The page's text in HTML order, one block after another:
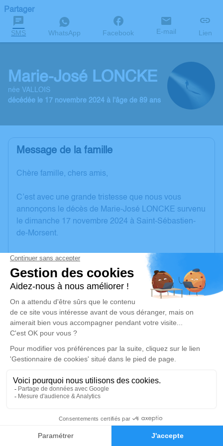
Faire-part Hommages
Partager
SMS WhatsApp Facebook E-mail Lien
Marie-José LONCKE
née VALLOIS
décédée le 17 novembre 2024 à l'âge de 89 ans
Message de la famille
Chère famille, chers amis,
C’est avec une grande tristesse que nous vous
annonçons le décès de Marie-José LONCKE survenu
le dimanche 17 novembre 2024 à Saint-Sébastien-
de-Morsent.
Nous vous invitons à utiliser cet espace pour laisser
vos condoléances, partager des photos souvenirs,
une anecdote ou exprimer vos pensées à travers des
poèmes ou des textes. Cet endroit est un lieu
d'expression dédié à honorer la mémoire de Marie-
José LONCKE.
Un service de plantation d’arbre hommage est
disponible ici.
vendredi 22 novembre 2024 à 14h30
Église Saint Paul de Le Neubourg
Rue Dupont de l'Eure